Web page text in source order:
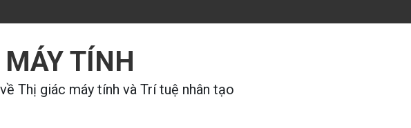
TÍNH
Thị giác máy tính và Trí tuệ nhân tạo